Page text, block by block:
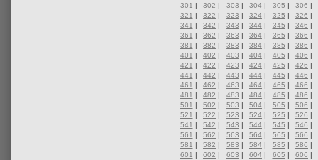
301 | 302 | 303 | 304 | 305 | 306 |
321 | 322 | 323 | 324 | 325 | 326 |
341 | 342 | 343 | 344 | 345 | 346 |
361 | 362 | 363 | 364 | 365 | 366 |
381 | 382 | 383 | 384 | 385 | 386 |
401 | 402 | 403 | 404 | 405 | 406 |
421 | 422 | 423 | 424 | 425 | 426 |
441 | 442 | 443 | 444 | 445 | 446 |
461 | 462 | 463 | 464 | 465 | 466 |
481 | 482 | 483 | 484 | 485 | 486 |
501 | 502 | 503 | 504 | 505 | 506 |
521 | 522 | 523 | 524 | 525 | 526 |
541 | 542 | 543 | 544 | 545 | 546 |
561 | 562 | 563 | 564 | 565 | 566 |
581 | 582 | 583 | 584 | 585 | 586 |
601 | 602 | 603 | 604 | 605 | 606 |